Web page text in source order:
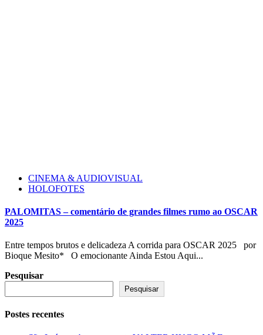
CINEMA & AUDIOVISUAL
HOLOFOTES
PALOMITAS – comentário de grandes filmes rumo ao OSCAR
2025
Entre tempos brutos e delicadeza A corrida para OSCAR 2025 por
Bioque Mesito* O emocionante Ainda Estou Aqui...
Pesquisar
Pesquisar
Postes recentes